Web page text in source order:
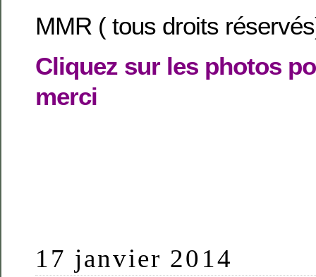
MMR ( tous droits
Cliquez sur les photos
merci
17 janvier 2014